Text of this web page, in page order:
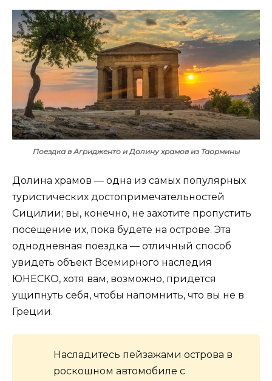
Поездка в Агридженто и Долину храмов из Таормины
Долина храмов — одна из самых популярных
туристических достопримечательностей
Сицилии; вы, конечно, не захотите пропустить
посещение их, пока будете на острове. Эта
однодневная поездка — отличный способ
увидеть объект Всемирного наследия
ЮНЕСКО, хотя вам, возможно, придется
ущипнуть себя, чтобы напомнить, что вы не в
Греции.
Насладитесь пейзажами острова в
роскошном автомобиле с